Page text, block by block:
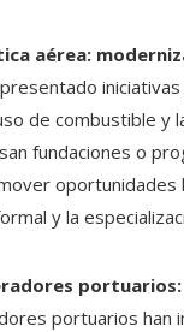
aérea:
de combustible
fundaciones o
y la
portuarios han